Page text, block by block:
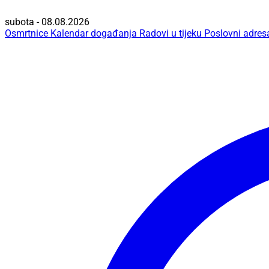
subota - 08.08.2026
Osmrtnice Kalendar događanja Radovi u tijeku Poslovni